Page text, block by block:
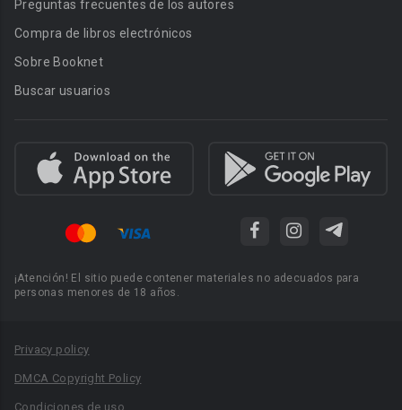
Preguntas frecuentes de los autores
Compra de libros electrónicos
Sobre Booknet
Buscar usuarios
¡Atención! El sitio puede contener materiales no adecuados para
personas menores de 18 años.
Privacy policy
DMCA Copyright Policy
Condiciones de uso